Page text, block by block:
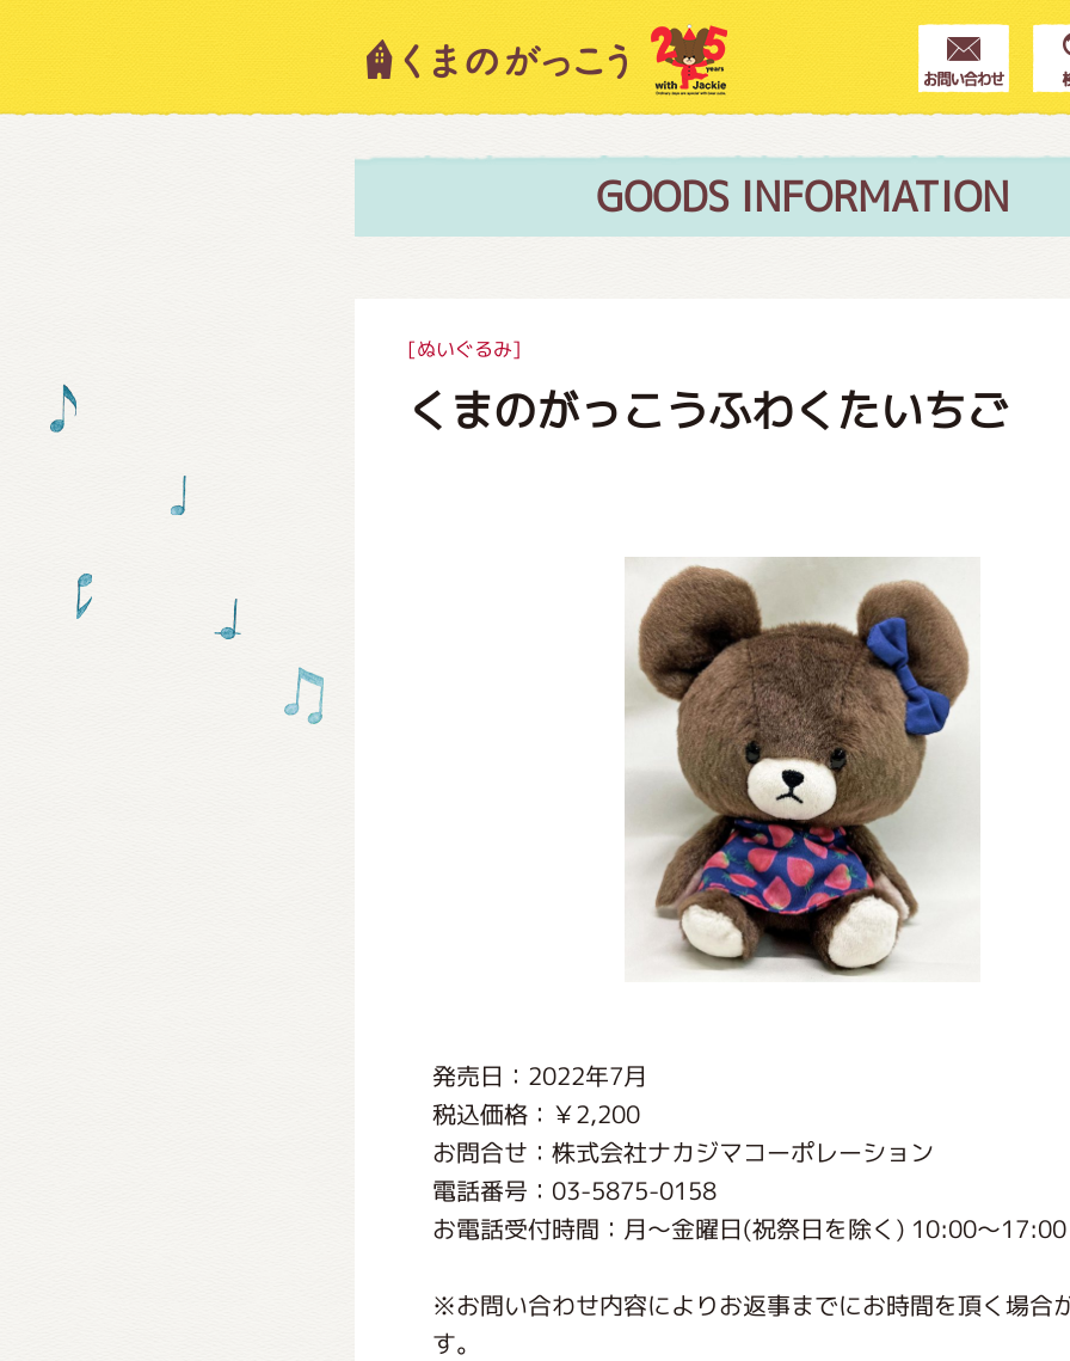
GOODS INFORMATION
[ぬいぐるみ]
くまのがっこうふわくたいちご
発売日：2022年7月
税込価格：￥2,200
お問合せ：株式会社ナカジマコーポレーション
電話番号：03-5875-0158
お電話受付時間：月〜金曜日(祝祭日を除く) 10:00～17:00
※お問い合わせ内容によりお返事までにお時間を頂く場合
す。
キャラクター紹介
絵本・作家紹介
グッズインフォメーション
ミュージカル・コンサート
おたのしみコンテンツ(クイズ・AR・診断・占
チア ジャッキーズ！
くまのがっこう しょくいんしつ
くまのがっこう 家庭科部